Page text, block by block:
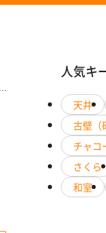
人気キ
天井
古壁（
チャコ
さくら
和室